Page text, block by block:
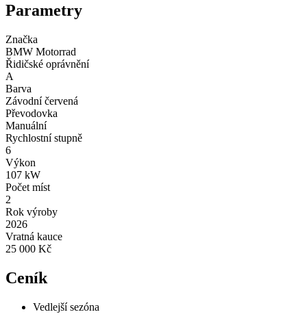
Parametry
Značka
BMW Motorrad
Řidičské oprávnění
A
Barva
Závodní červená
Převodovka
Manuální
Rychlostní stupně
6
Výkon
107 kW
Počet míst
2
Rok výroby
2026
Vratná kauce
25 000 Kč
Ceník
Vedlejší sezóna